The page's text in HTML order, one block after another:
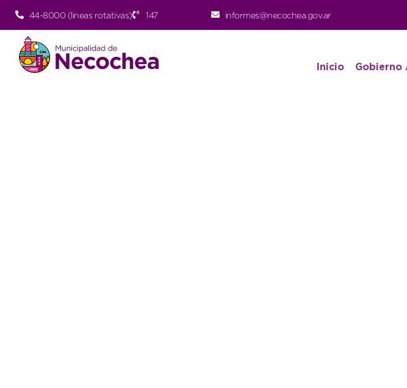
44-8000 (lineas rotativas) 147 informes@necochea.gov.ar
Inicio Gobierno